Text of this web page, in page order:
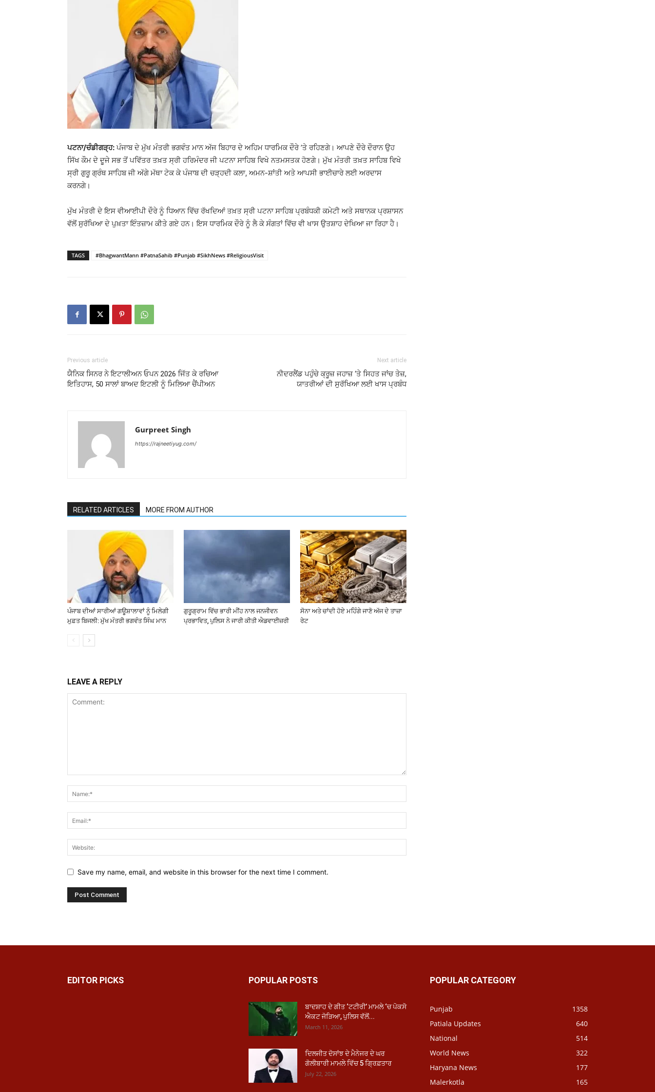
ਪਟਨਾ/ਚੰਡੀਗੜ੍ਹ: ਪੰਜਾਬ ਦੇ ਮੁੱਖ ਮੰਤਰੀ ਭਗਵੰਤ ਮਾਨ ਅੱਜ ਬਿਹਾਰ ਦੇ ਅਹਿਮ ਧਾਰਮਿਕ ਦੌਰੇ ’ਤੇ ਰਹਿਣਗੇ। ਆਪਣੇ ਦੌਰੇ ਦੌਰਾਨ ਉਹ
ਸਿੱਖ ਕੌਮ ਦੇ ਦੂਜੇ ਸਭ ਤੋਂ ਪਵਿੱਤਰ ਤਖ਼ਤ ਸ੍ਰੀ ਹਰਿਮੰਦਰ ਜੀ ਪਟਨਾ ਸਾਹਿਬ ਵਿਖੇ ਨਤਮਸਤਕ ਹੋਣਗੇ। ਮੁੱਖ ਮੰਤਰੀ ਤਖ਼ਤ ਸਾਹਿਬ ਵਿਖੇ
ਸ੍ਰੀ ਗੁਰੂ ਗ੍ਰੰਥ ਸਾਹਿਬ ਜੀ ਅੱਗੇ ਮੱਥਾ ਟੇਕ ਕੇ ਪੰਜਾਬ ਦੀ ਚੜ੍ਹਦੀ ਕਲਾ, ਅਮਨ-ਸ਼ਾਂਤੀ ਅਤੇ ਆਪਸੀ ਭਾਈਚਾਰੇ ਲਈ ਅਰਦਾਸ
ਕਰਨਗੇ।
ਮੁੱਖ ਮੰਤਰੀ ਦੇ ਇਸ ਵੀਆਈਪੀ ਦੌਰੇ ਨੂੰ ਧਿਆਨ ਵਿੱਚ ਰੱਖਦਿਆਂ ਤਖ਼ਤ ਸ੍ਰੀ ਪਟਨਾ ਸਾਹਿਬ ਪ੍ਰਬੰਧਕੀ ਕਮੇਟੀ ਅਤੇ ਸਥਾਨਕ ਪ੍ਰਸ਼ਾਸਨ
ਵੱਲੋਂ ਸੁਰੱਖਿਆ ਦੇ ਪੁਖ਼ਤਾ ਇੰਤਜ਼ਾਮ ਕੀਤੇ ਗਏ ਹਨ। ਇਸ ਧਾਰਮਿਕ ਦੌਰੇ ਨੂੰ ਲੈ ਕੇ ਸੰਗਤਾਂ ਵਿੱਚ ਵੀ ਖਾਸ ਉਤਸ਼ਾਹ ਦੇਖਿਆ ਜਾ ਰਿਹਾ ਹੈ।
TAGS #BhagwantMann #PatnaSahib #Punjab #SikhNews #ReligiousVisit
Previous article
ਯੈਨਿਕ ਸਿਨਰ ਨੇ ਇਟਾਲੀਅਨ ਓਪਨ 2026 ਜਿੱਤ ਕੇ ਰਚਿਆ
ਇਤਿਹਾਸ, 50 ਸਾਲਾਂ ਬਾਅਦ ਇਟਲੀ ਨੂੰ ਮਿਲਿਆ ਚੈਂਪੀਅਨ
Next article
ਨੀਦਰਲੈਂਡ ਪਹੁੰਚੇ ਕ੍ਰੂਜ਼ ਜਹਾਜ਼ ‘ਤੇ ਸਿਹਤ ਜਾਂਚ ਤੇਜ਼,
ਯਾਤਰੀਆਂ ਦੀ ਸੁਰੱਖਿਆ ਲਈ ਖਾਸ ਪ੍ਰਬੰਧ
Gurpreet Singh
https://rajneetiyug.com/
RELATED ARTICLES MORE FROM AUTHOR
ਪੰਜਾਬ ਦੀਆਂ ਸਾਰੀਆਂ ਗਊਸ਼ਾਲਾਵਾਂ ਨੂੰ ਮਿਲੇਗੀ
ਮੁਫ਼ਤ ਬਿਜਲੀ: ਮੁੱਖ ਮੰਤਰੀ ਭਗਵੰਤ ਸਿੰਘ ਮਾਨ
ਗੁਰੂਗ੍ਰਾਮ ਵਿੱਚ ਭਾਰੀ ਮੀਂਹ ਨਾਲ ਜਨਜੀਵਨ
ਪ੍ਰਭਾਵਿਤ, ਪੁਲਿਸ ਨੇ ਜਾਰੀ ਕੀਤੀ ਐਡਵਾਈਜ਼ਰੀ
ਸੋਨਾ ਅਤੇ ਚਾਂਦੀ ਹੋਏ ਮਹਿੰਗੇ ਜਾਣੋ ਅੱਜ ਦੇ ਤਾਜ਼ਾ
ਰੇਟ
LEAVE A REPLY
Save my name, email, and website in this browser for the next time I comment.
EDITOR PICKS POPULAR POSTS
ਬਾਦਸ਼ਾਹ ਦੇ ਗੀਤ ‘ਟਟੀਰੀ’ ਮਾਮਲੇ ‘ਚ ਪੋਕਸੋ
ਐਕਟ ਜੋੜਿਆ, ਪੁਲਿਸ ਵੱਲੋਂ...
March 11, 2026
ਦਿਲਜੀਤ ਦੋਸਾਂਝ ਦੇ ਮੈਨੇਜਰ ਦੇ ਘਰ
ਗੋਲੀਬਾਰੀ ਮਾਮਲੇ ਵਿੱਚ 5 ਗ੍ਰਿਫ਼ਤਾਰ
July 22, 2026
POPULAR CATEGORY
Punjab
1358
Patiala Updates
640
National
514
World News
322
Haryana News
177
Malerkotla
165